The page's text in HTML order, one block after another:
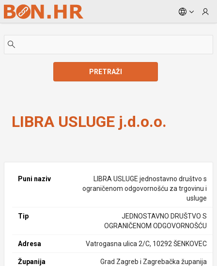
Skip to Main Content
PRETRAŽI
LIBRA USLUGE j.d.o.o.
Puni naziv
LIBRA USLUGE jednostavno društvo s
ograničenom odgovornošću za trgovinu i
usluge
Tip
JEDNOSTAVNO DRUŠTVO S
OGRANIČENOM ODGOVORNOŠĆU
Adresa Vatrogasna ulica 2/C, 10292 ŠENKOVEC
Županija Grad Zagreb i Zagrebačka županija